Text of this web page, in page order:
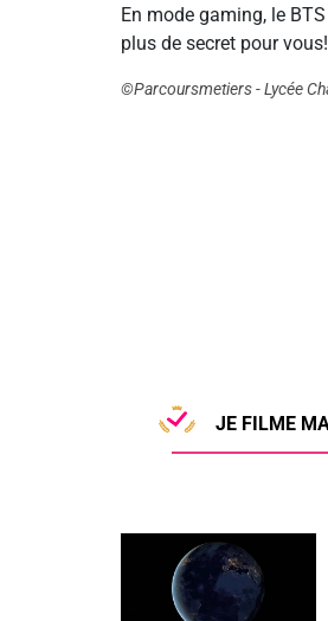
En mode gaming, le
plus de secret pour vous!
©Parcoursmetiers - Lycée
JE FILME